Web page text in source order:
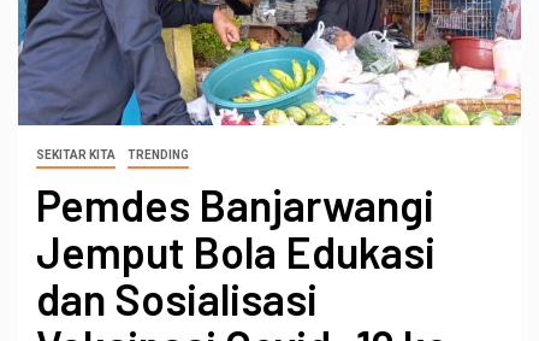
SEKITAR KITA TRENDING
Pemdes Banjarwangi
Jemput Bola Edukasi
dan Sosialisasi